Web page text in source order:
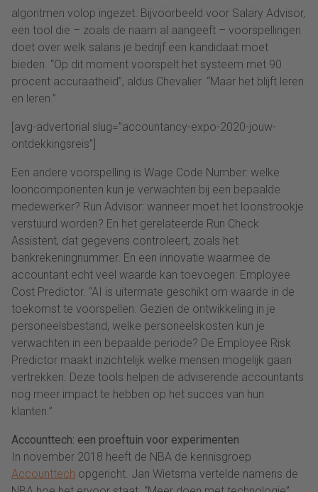
algoritmen volop ingezet. Bijvoorbeeld voor Salary Advisor,
een tool die – zoals de naam al aangeeft – voorspellingen
doet over welk salaris je bedrijf een kandidaat moet
bieden. “Op dit moment voorspelt het systeem met 90
procent accuraatheid”, aldus Chevalier. “Maar het blijft leren
en leren.”
[avg-advertorial slug=”accountancy-expo-2020-jouw-
ontdekkingsreis”]
Een andere voorspelling is Wage Code Number: welke
looncomponenten kun je verwachten bij een bepaalde
medewerker? Run Advisor: wanneer moet het loonstrookje
verstuurd worden? En het gerelateerde Run Check
Assistent, dat gegevens controleert, zoals het
bankrekeningnummer. En een innovatie waarmee de
accountant echt veel waarde kan toevoegen: Employee
Cost Predictor. “AI is uitermate geschikt om waarde in de
toekomst te voorspellen. Gezien de ontwikkeling in je
personeelsbestand, welke personeelskosten kun je
verwachten in een bepaalde periode? De Employee Risk
Predictor maakt inzichtelijk welke mensen mogelijk gaan
vertrekken. Deze tools helpen de adviserende accountants
nog meer impact te hebben op het succes van hun
klanten.”
Accounttech: een proeftuin voor experimenten
In november 2018 heeft de NBA de kennisgroep
Accounttech opgericht. Jan Wietsma vertelde namens de